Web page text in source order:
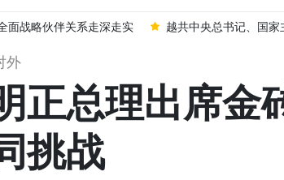
面战略伙伴关系走深走实 越共中央总书记、国
外
正总理出席金
挑战